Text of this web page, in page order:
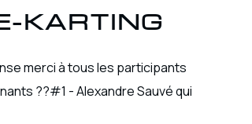
KARTING
merci à tous les participants
??#1 - Alexandre Sauvé qui